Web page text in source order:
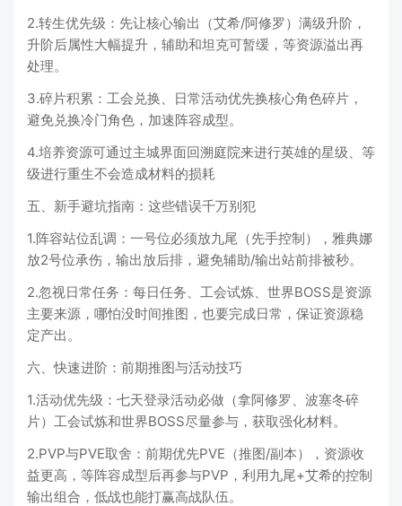
2.转生优先级：先让核心输出（艾希/阿修罗）满级升阶，
升阶后属性大幅提升，辅助和坦克可暂缓，等资源溢出再
处理。
3.碎片积累：工会兑换、日常活动优先换核心角色碎片，
避免兑换冷门角色，加速阵容成型。
4.培养资源可通过主城界面回溯庭院来进行英雄的星级、等
级进行重生不会造成材料的损耗
五、新手避坑指南：这些错误千万别犯
1.阵容站位乱调：一号位必须放九尾（先手控制），雅典娜
放2号位承伤，输出放后排，避免辅助/输出站前排被秒。
2.忽视日常任务：每日任务、工会试炼、世界BOSS是资源
主要来源，哪怕没时间推图，也要完成日常，保证资源稳
定产出。
六、快速进阶：前期推图与活动技巧
1.活动优先级：七天登录活动必做（拿阿修罗、波塞冬碎
片）工会试炼和世界BOSS尽量参与，获取强化材料。
2.PVP与PVE取舍：前期优先PVE（推图/副本），资源收
益更高，等阵容成型后再参与PVP，利用九尾+艾希的控制
输出组合，低战也能打赢高战队伍。